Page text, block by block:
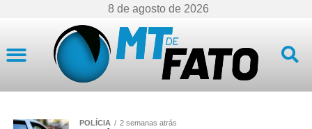
8 de agosto de 2026
POLÍCIA 2 semanas atrás